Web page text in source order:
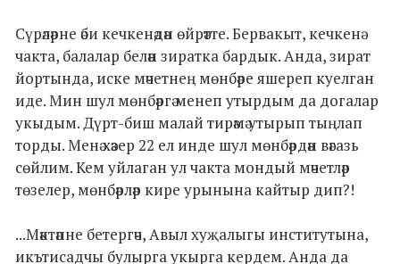
Сүрәләрне әби кечкенәдән өйрәтте. Бервакыт, кечкенә
чакта, балалар белән зиратка бардык. Анда, зират
йортында, иске мәчетнең мөнбәре яшереп куелган
иде. Мин шул мөнбәргә менеп утырдым да догалар
укыдым. Дүрт-биш малай тирәмә утырып тыңлап
торды. Менә хәзер 22 ел инде шул мөнбәрдән вәгазь
сөйлим. Кем уйлаган ул чакта мондый мәчетләр
төзелер, мөнбәрләр кире урынына кайтыр дип?!
...Мәктәпне бетергәч, Авыл хуҗалыгы институтына,
икътисадчы булырга укырга кердем. Анда да